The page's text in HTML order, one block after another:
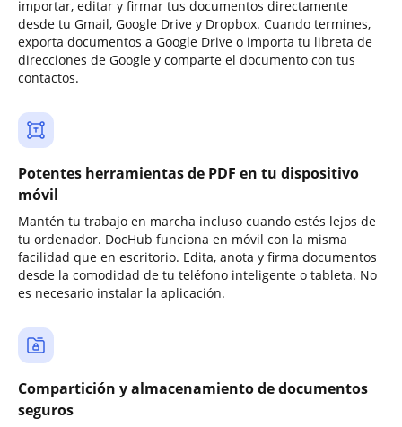
importar, editar y firmar tus documentos directamente
desde tu Gmail, Google Drive y Dropbox. Cuando termines,
exporta documentos a Google Drive o importa tu libreta de
direcciones de Google y comparte el documento con tus
contactos.
Potentes herramientas de PDF en tu dispositivo
móvil
Mantén tu trabajo en marcha incluso cuando estés lejos de
tu ordenador. DocHub funciona en móvil con la misma
facilidad que en escritorio. Edita, anota y firma documentos
desde la comodidad de tu teléfono inteligente o tableta. No
es necesario instalar la aplicación.
Compartición y almacenamiento de documentos
seguros